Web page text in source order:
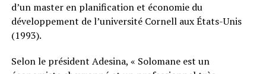
d’un master en planification et économie du
développement de l’université Cornell aux États-Unis
(1993).
Selon le président Adesina, « Solomane est un